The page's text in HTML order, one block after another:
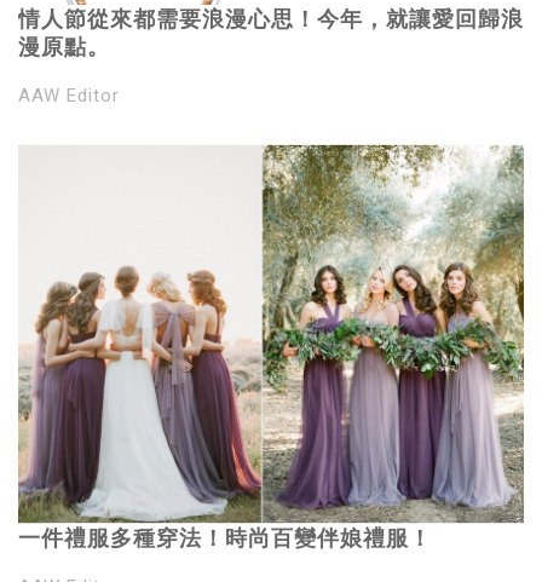
情人節從來都需要浪漫心思！今年，就讓愛回歸浪
漫原點。
AAW Editor
一件禮服多種穿法！時尚百變伴娘禮服！